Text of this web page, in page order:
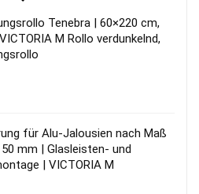
Tenebra | 60×220 cm,
M Rollo verdunkelnd,
für Alu-Jalousien nach Maß
50 mm | Glasleisten- und
| VICTORIA M